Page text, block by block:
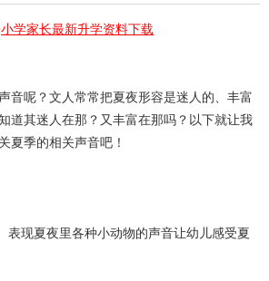
小学家长最新升学资料下载
呢？文人常常把夏夜形容是迷人的、丰富
道其迷人在那？又丰富在那吗？以下就让我
夏季的相关声音吧！
现夏夜里各种小动物的声音让幼儿感受夏